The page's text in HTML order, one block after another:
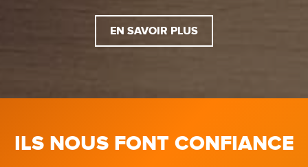
EN SAVOIR PLUS
ILS NOUS FONT CONFIANCE